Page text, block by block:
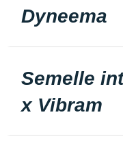
Dyneema
Semelle
x Vibram